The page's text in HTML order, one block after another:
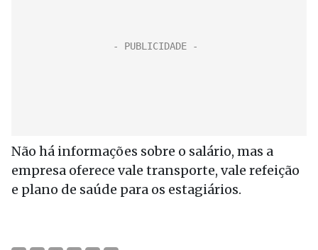
Não há informações sobre o salário, mas a
empresa oferece vale transporte, vale refeição
e plano de saúde para os estagiários.